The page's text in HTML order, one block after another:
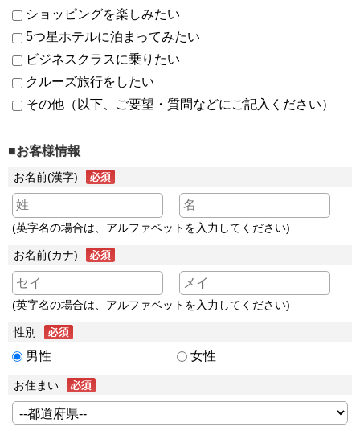
ショッピングを楽しみたい
5つ星ホテルに泊まってみたい
ビジネスクラスに乗りたい
クルーズ旅行をしたい
その他（以下、ご要望・質問などにご記入ください）
■お客様情報
お名前(漢字)
(英字名の場合は、アルファベットを入力してください)
お名前(カナ)
(英字名の場合は、アルファベットを入力してください)
性別
男性 女性
お住まい